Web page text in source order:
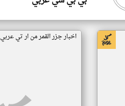
اخبار جزر القمر من ار تي عربي